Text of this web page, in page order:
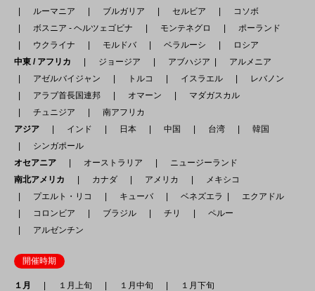
ルーマニア
ブルガリア セルビア
コソボ
ボスニア - ヘルツェゴビナ
モンテネグロ
ポーランド
ウクライナ
モルドバ ベラルーシ
ロシア
中東 / アフリカ
ジョージア アブハジア
アルメニア
アゼルバイジャン
トルコ イスラエル
レバノン
アラブ首長国連邦
オマーン
マダガスカル
チュニジア
南アフリカ
アジア
インド 日本 中国 台湾
韓国
シンガポール
オセアニア
オーストラリア
ニュージーランド
南北アメリカ
カナダ アメリカ
メキシコ
プエルト・リコ
キューバ ベネズエラ
エクアドル
コロンビア
ブラジル チリ
ペルー
アルゼンチン
開催時期
１月 １月上旬 １月中旬
１月下旬